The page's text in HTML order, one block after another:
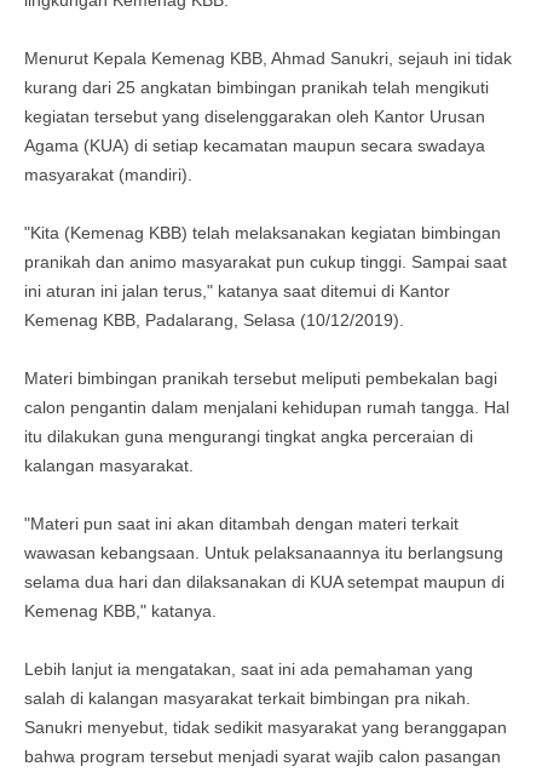
Menurut Kepala Kemenag KBB, Ahmad Sanukri, sejauh ini tidak
kurang dari 25 angkatan bimbingan pranikah telah mengikuti
kegiatan tersebut yang diselenggarakan oleh Kantor Urusan
Agama (KUA) di setiap kecamatan maupun secara swadaya
masyarakat (mandiri).
"Kita (Kemenag KBB) telah melaksanakan kegiatan bimbingan
pranikah dan animo masyarakat pun cukup tinggi. Sampai saat
ini aturan ini jalan terus," katanya saat ditemui di Kantor
Kemenag KBB, Padalarang, Selasa (10/12/2019).
Materi bimbingan pranikah tersebut meliputi pembekalan bagi
calon pengantin dalam menjalani kehidupan rumah tangga. Hal
itu dilakukan guna mengurangi tingkat angka perceraian di
kalangan masyarakat.
"Materi pun saat ini akan ditambah dengan materi terkait
wawasan kebangsaan. Untuk pelaksanaannya itu berlangsung
selama dua hari dan dilaksanakan di KUA setempat maupun di
Kemenag KBB," katanya.
Lebih lanjut ia mengatakan, saat ini ada pemahaman yang
salah di kalangan masyarakat terkait bimbingan pra nikah.
Sanukri menyebut, tidak sedikit masyarakat yang beranggapan
bahwa program tersebut menjadi syarat wajib calon pasangan